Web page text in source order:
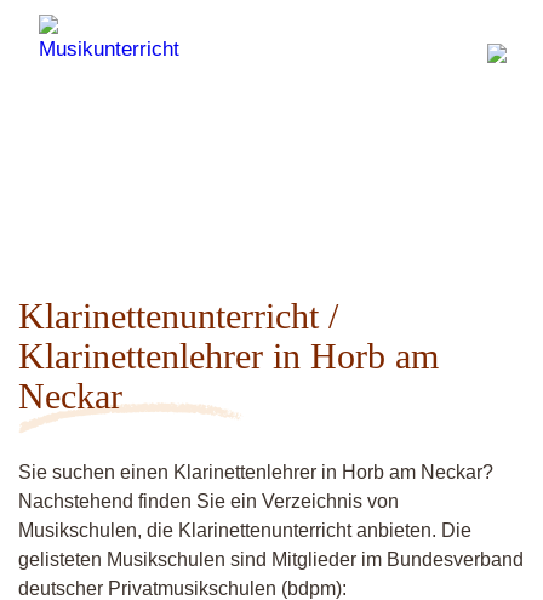
Klarinettenunterricht /
Klarinettenlehrer in Horb am
Neckar
Sie suchen einen Klarinettenlehrer in Horb am Neckar?
Nachstehend finden Sie ein Verzeichnis von
Musikschulen, die Klarinettenunterricht anbieten. Die
gelisteten Musikschulen sind Mitglieder im Bundesverband
deutscher Privatmusikschulen (bdpm):